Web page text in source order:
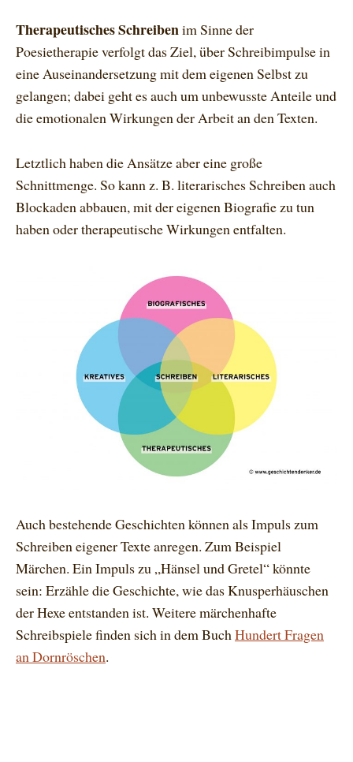
Therapeutisches Schreibenim Sinne der
Poesietherapie verfolgt das Ziel, über Schreibimpulse in
eine Auseinandersetzung mit dem eigenen Selbst zu
gelangen; dabei geht es auch um unbewusste Anteile und
die emotionalen Wirkungen der Arbeit an den Texten.
Letztlich haben die Ansätze aber eine große
Schnittmenge. So kann z. B. literarisches Schreiben auch
Blockaden abbauen, mit der eigenen Biografie zu tun
haben oder therapeutische Wirkungen entfalten.
Auch bestehende Geschichten können als Impuls zum
Schreiben eigener Texte anregen. Zum Beispiel
Märchen. Ein Impuls zu „Hänsel und Gretel“ könnte
sein: Erzähle die Geschichte, wie das Knusperhäuschen
der Hexe entstanden ist. Weitere märchenhafte
Schreibspiele finden sich in dem Buch Hundert Fragen
an Dornröschen.